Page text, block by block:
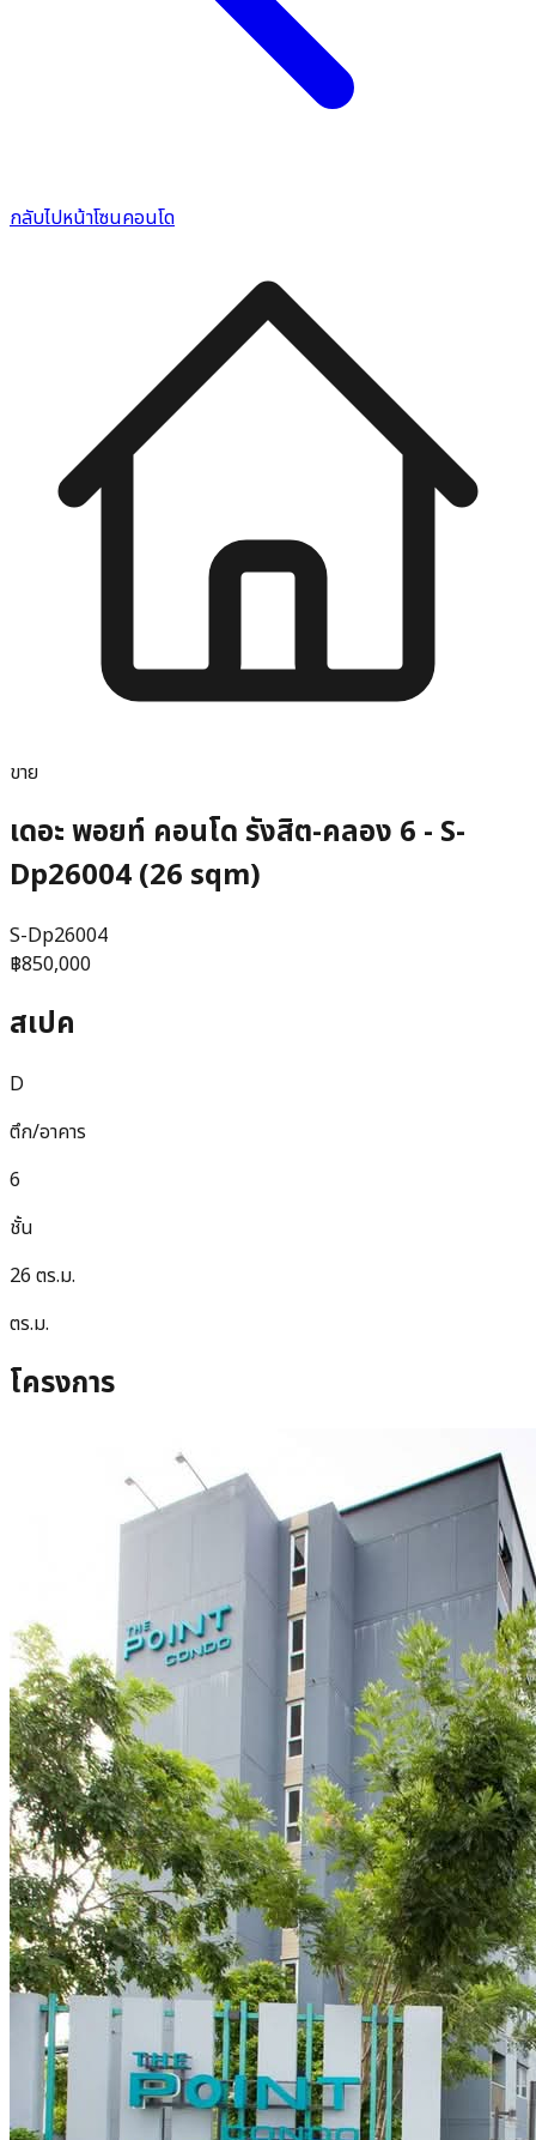
กลับไปหน้าโซนคอนโด
ขาย
เดอะ พอยท์ คอนโด รังสิต-คลอง 6 - S-
Dp26004 (26 sqm)
S-Dp26004
฿850,000
สเปค
D
ตึก/อาคาร
6
ชั้น
26 ตร.ม.
ตร.ม.
โครงการ